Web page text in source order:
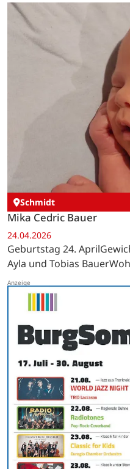
Schmidt
Mika Cedric Bauer
24.04.2026
Geburtstag 24.
Ayla und Tobias